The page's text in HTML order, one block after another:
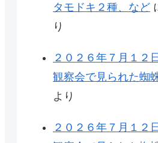
タモドキ２種、など
り
２０２６年７月１２
観察会で見られた蜘
より
２０２６年７月１２